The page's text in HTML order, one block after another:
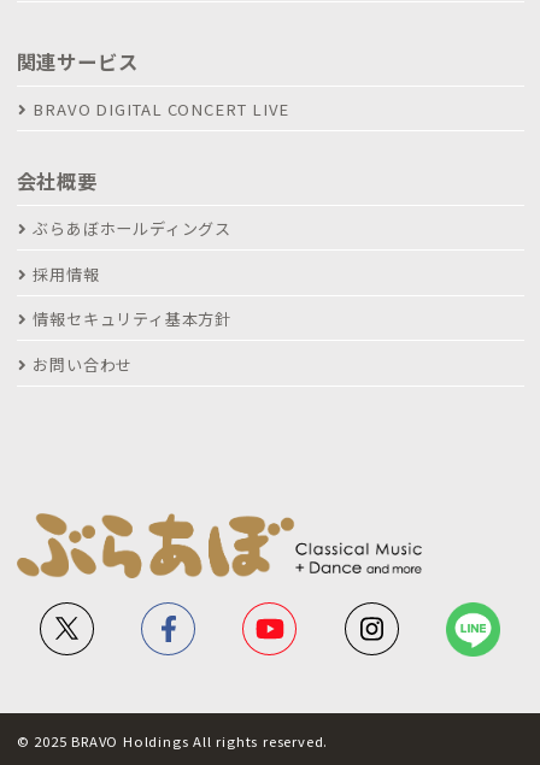
関連サービス
BRAVO DIGITAL CONCERT LIVE
会社概要
ぶらあぼホールディングス
採用情報
情報セキュリティ基本方針
お問い合わせ
© 2025 BRAVO Holdings All rights reserved.